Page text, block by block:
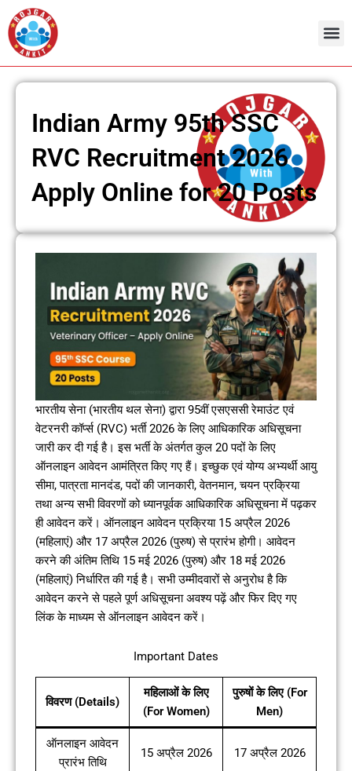
Skip
to
content
Indian Army 95th SSC
RVC Recruitment 2026
Apply Online for 20 Posts
भारतीय सेना (भारतीय थल सेना) द्वारा 95वीं एसएससी रेमाउंट एवं
वेटरनरी कॉर्प्स (RVC) भर्ती 2026 के लिए आधिकारिक अधिसूचना
जारी कर दी गई है। इस भर्ती के अंतर्गत कुल 20 पदों के लिए
ऑनलाइन आवेदन आमंत्रित किए गए हैं। इच्छुक एवं योग्य अभ्यर्थी आयु
सीमा, पात्रता मानदंड, पदों की जानकारी, वेतनमान, चयन प्रक्रिया
तथा अन्य सभी विवरणों को ध्यानपूर्वक आधिकारिक अधिसूचना में पढ़कर
ही आवेदन करें। ऑनलाइन आवेदन प्रक्रिया 15 अप्रैल 2026
(महिलाएं) और 17 अप्रैल 2026 (पुरुष) से प्रारंभ होगी। आवेदन
करने की अंतिम तिथि 15 मई 2026 (पुरुष) और 18 मई 2026
(महिलाएं) निर्धारित की गई है। सभी उम्मीदवारों से अनुरोध है कि
आवेदन करने से पहले पूर्ण अधिसूचना अवश्य पढ़ें और फिर दिए गए
लिंक के माध्यम से ऑनलाइन आवेदन करें।
Important Dates
विवरण (Details)
महिलाओं के लिए
(For Women)
पुरुषों के लिए (For
Men)
ऑनलाइन आवेदन
प्रारंभ तिथि
15 अप्रैल 2026 17 अप्रैल 2026